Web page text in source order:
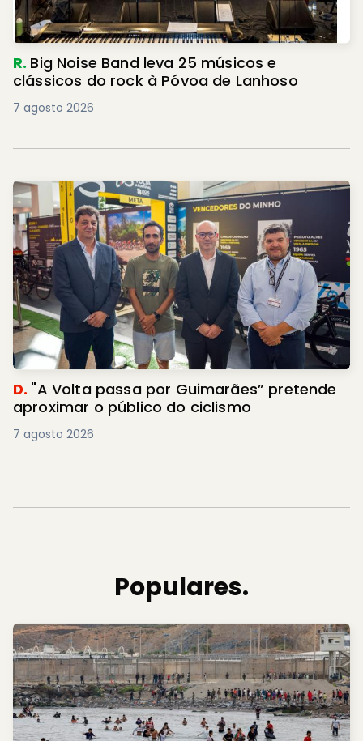
R. Big Noise Band leva 25 músicos e
clássicos do rock à Póvoa de Lanhoso
7 agosto 2026
D. "A Volta passa por Guimarães” pretende
aproximar o público do ciclismo
7 agosto 2026
Populares.